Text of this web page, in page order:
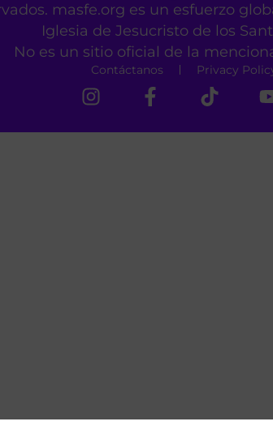
masfe.org es un esfuerzo
Iglesia de Jesucristo de los
No es un sitio oficial de la
Contáctanos Privacy